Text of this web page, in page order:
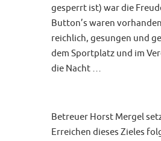
gesperrt ist) war die
Button’s waren
reichlich, gesungen und
dem Sportplatz und im
die Nacht …
Betreuer Horst Mergel
Erreichen dieses Zieles